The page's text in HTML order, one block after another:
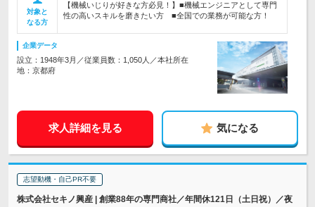
対象と
なる方
【機械いじりが好きな方必見！】■機械エンジニアとして専門
性の高いスキルを磨きたい方 ■全国での業務が可能な方！
企業データ
設立：1948年3月／従業員数：1,050人／本社所在
地：京都府
求人詳細を見る 気になる
志望動機・自己PR不要
株式会社セキノ興産 | 創業88年の専門商社／年間休121日（土日祝）／夜